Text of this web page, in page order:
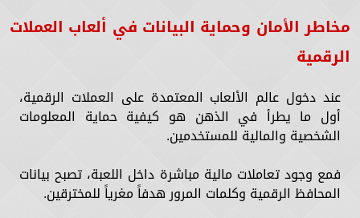
مخاطر الأمان وحماية البيانات في ألعاب العملات
الرقمية
عند دخول عالم الألعاب المعتمدة على العملات الرقمية،
أول ما يطرأ في الذهن هو كيفية حماية المعلومات
الشخصية والمالية للمستخدمين.
فمع وجود تعاملات مالية مباشرة داخل اللعبة، تصبح بيانات
المحافظ الرقمية وكلمات المرور هدفاً مغرياً للمخترقين.